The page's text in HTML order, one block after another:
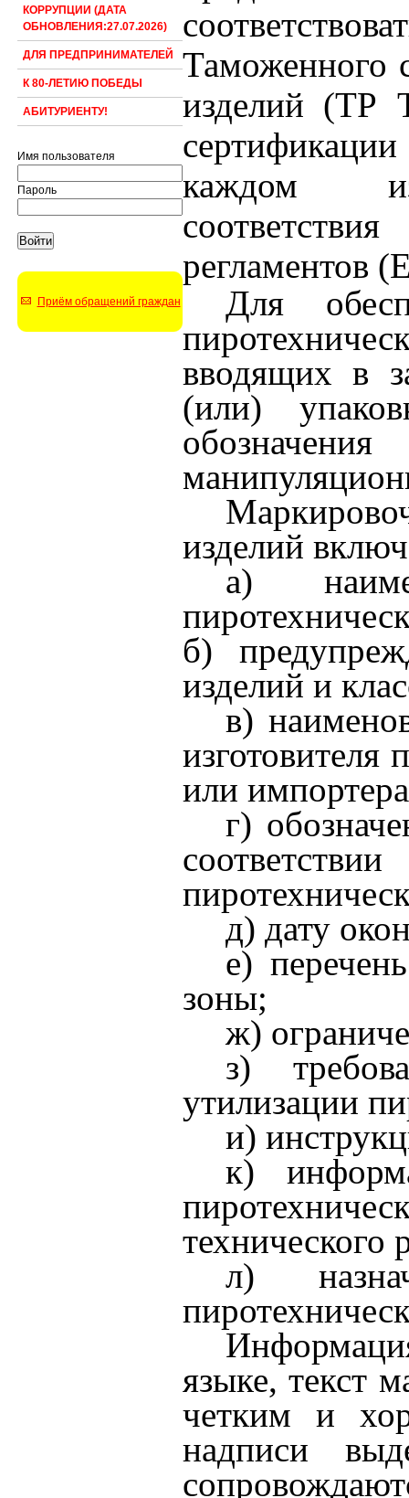
КОРРУПЦИИ (ДАТА
ОБНОВЛЕНИЯ:27.07.2026)
ДЛЯ ПРЕДПРИНИМАТЕЛЕЙ
К 80-ЛЕТИЮ ПОБЕДЫ
АБИТУРИЕНТУ!
Имя пользователя
Пароль
Приём обращений граждан
Таможенного
изделий (ТР
каждом
регламентов
Для
вводящих в
(или)
изделий
а)
б)
изделий и
в)
изготовителя
или
г)
д) дату
е)
зоны;
ж)
з)
утилизации
и)
к)
технического
л)
языке, текст
четким и
надписи